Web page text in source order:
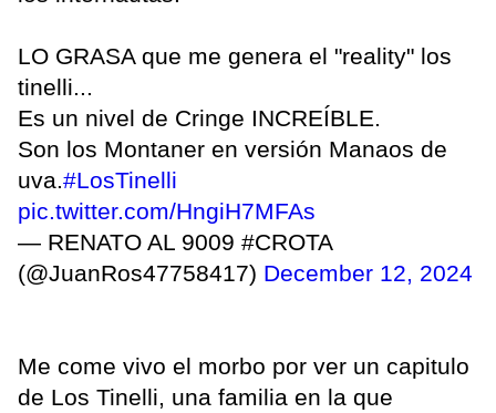
LO GRASA que me genera el "reality" los
tinelli...
Es un nivel de Cringe INCREÍBLE.
Son los Montaner en versión Manaos de
uva.#LosTinelli
pic.twitter.com/HngiH7MFAs
— RENATO AL 9009 #CROTA
(@JuanRos47758417) December 12, 2024
Me come vivo el morbo por ver un capitulo
de Los Tinelli, una familia en la que